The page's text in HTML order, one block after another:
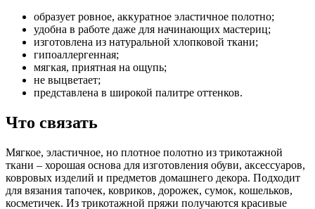
образует ровное, аккуратное эластичное полотно;
удобна в работе даже для начинающих мастериц;
изготовлена из натуральной хлопковой ткани;
гипоаллергенная;
мягкая, приятная на ощупь;
не выцветает;
представлена в широкой палитре оттенков.
Что связать
Мягкое, эластичное, но плотное полотно из трикотажной
ткани – хорошая основа для изготовления обуви, аксессуаров,
ковровых изделий и предметов домашнего декора. Подходит
для вязания тапочек, ковриков, дорожек, сумок, кошельков,
косметичек. Из трикотажной пряжи получаются красивые